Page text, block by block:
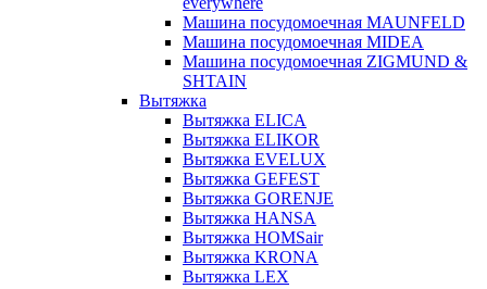
Машина посудомоечная MAUNFELD
Машина посудомоечная MIDEA
Машина посудомоечная ZIGMUND &
SHTAIN
Вытяжка
Вытяжка ELICA
Вытяжка ELIKOR
Вытяжка EVELUX
Вытяжка GEFEST
Вытяжка GORENJE
Вытяжка HANSA
Вытяжка HOMSair
Вытяжка KRONA
Вытяжка LEX